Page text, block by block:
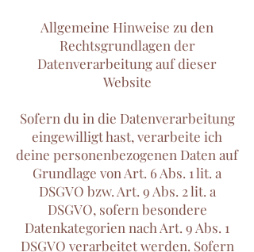
Allgemeine Hinweise zu den
Rechtsgrundlagen der
Datenverarbeitung auf dieser
Website
Sofern du in die Datenverarbeitung
eingewilligt hast, verarbeite ich
deine personenbezogenen Daten auf
Grundlage von Art. 6 Abs. 1 lit. a
DSGVO bzw. Art. 9 Abs. 2 lit. a
DSGVO, sofern besondere
Datenkategorien nach Art. 9 Abs. 1
DSGVO verarbeitet werden. Sofern